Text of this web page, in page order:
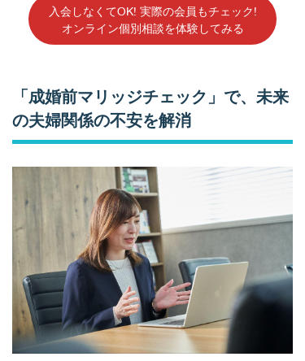
入会しなくてOK! 実際の会員もチェック!
オンライン個別相談を体験してみる
「成婚前マリッジチェック」で、未来
の夫婦関係の不安を解消